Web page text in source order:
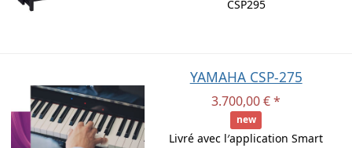
CSP295
YAMAHA CSP-275
3.700,00 € *
new
Livré avec l′application Smart